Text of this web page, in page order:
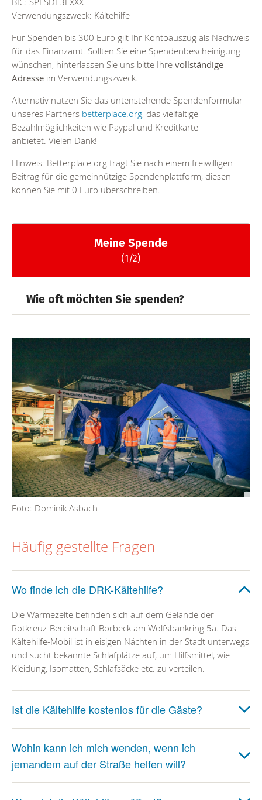
Verwendungszweck: Kältehilfe
Für Spenden bis 300 Euro gilt Ihr Kontoauszug als Nachweis
für das Finanzamt. Sollten Sie eine Spendenbescheinigung
wünschen, hinterlassen Sie uns bitte Ihre vollständige
Adresse im Verwendungszweck.
Alternativ nutzen Sie das untenstehende Spendenformular
unseres Partners betterplace.org, das vielfältige
Bezahlmöglichkeiten wie Paypal und Kreditkarte
anbietet. Vielen Dank!
Hinweis: Betterplace.org fragt Sie nach einem freiwilligen
Beitrag für die gemeinnützige Spendenplattform, diesen
können Sie mit 0 Euro überschreiben.
Foto: Dominik Asbach
Häufig gestellte Fragen
Wo finde ich die DRK-Kältehilfe?
Die Wärmezelte befinden sich auf dem Gelände der
Rotkreuz-Bereitschaft Borbeck am Wolfsbankring 5a. Das
Kältehilfe-Mobil ist in eisigen Nächten in der Stadt unterwegs
und sucht bekannte Schlafplätze auf, um Hilfsmittel, wie
Kleidung, Isomatten, Schlafsäcke etc. zu verteilen.
Ist die Kältehilfe kostenlos für die Gäste?
Wohin kann ich mich wenden, wenn ich
jemandem auf der Straße helfen will?